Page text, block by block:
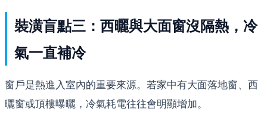
裝潢盲點三：西曬與大面窗沒隔熱，冷
氣一直補冷
窗戶是熱進入室內的重要來源。若家中有大面落地窗、西
曬窗或頂樓曝曬，冷氣耗電往往會明顯增加。